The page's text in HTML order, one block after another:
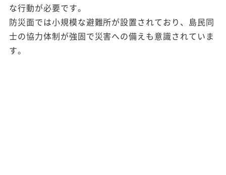
な行動が必要です。
防災面では小規模な避難所が設置されており、島民同
士の協力体制が強固で災害への備えも意識されていま
す。